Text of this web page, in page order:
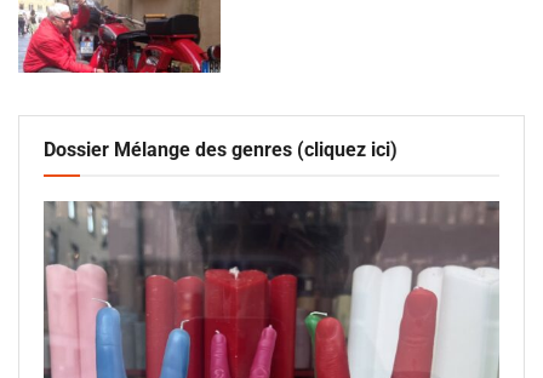
Dossier Mélange des genres (cliquez ici)